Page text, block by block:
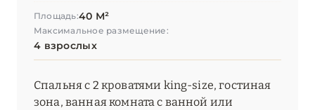
Площадь:40 М²
Максимальное размещение:
4 взрослых
Спальня с 2 кроватями king-size, гостиная
зона, ванная комната с ванной или